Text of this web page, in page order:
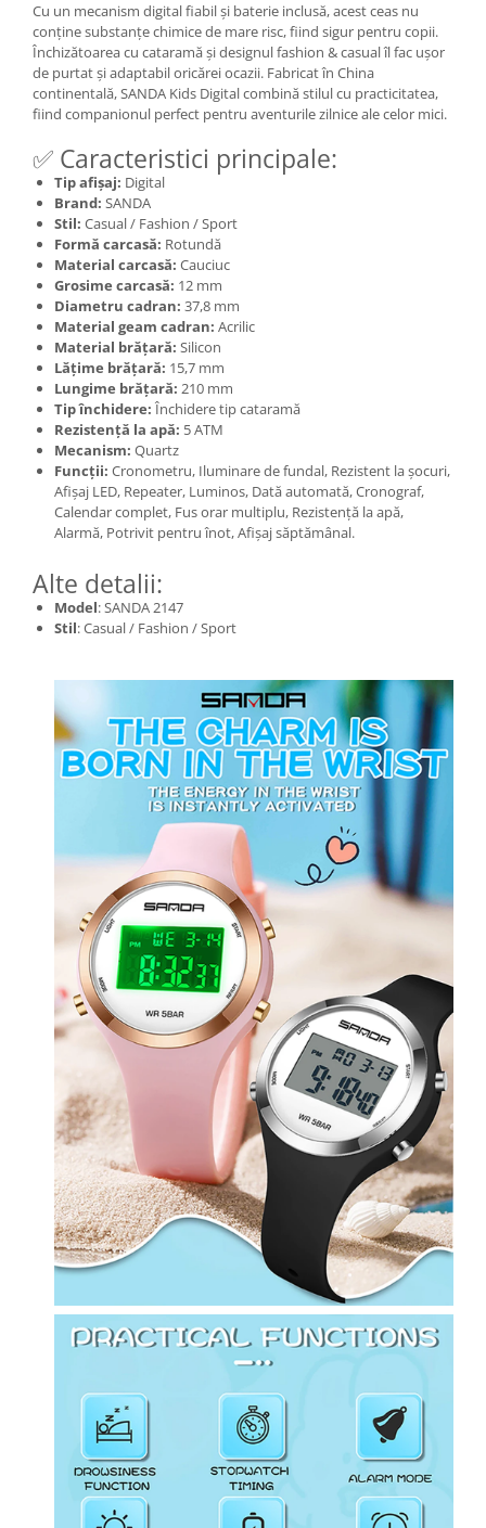
Cu un mecanism digital fiabil și baterie inclusă, acest ceas nu
conține substanțe chimice de mare risc, fiind sigur pentru copii.
Închizătoarea cu cataramă și designul fashion & casual îl fac ușor
de purtat și adaptabil oricărei ocazii. Fabricat în China
continentală, SANDA Kids Digital combină stilul cu practicitatea,
fiind companionul perfect pentru aventurile zilnice ale celor mici.
✅ Caracteristici principale:
Tip afișaj: Digital
Brand: SANDA
Stil: Casual / Fashion / Sport
Formă carcasă: Rotundă
Material carcasă: Cauciuc
Grosime carcasă: 12 mm
Diametru cadran: 37,8 mm
Material geam cadran: Acrilic
Material brățară: Silicon
Lățime brățară: 15,7 mm
Lungime brățară: 210 mm
Tip închidere: Închidere tip cataramă
Rezistență la apă: 5 ATM
Mecanism: Quartz
Funcții: Cronometru, Iluminare de fundal, Rezistent la șocuri,
Afișaj LED, Repeater, Luminos, Dată automată, Cronograf,
Calendar complet, Fus orar multiplu, Rezistență la apă,
Alarmă, Potrivit pentru înot, Afișaj săptămânal.
Alte detalii:
Model: SANDA 2147
Stil: Casual / Fashion / Sport